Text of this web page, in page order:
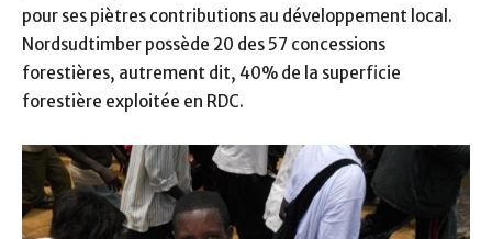
pour ses piètres contributions au développement local.
Nordsudtimber possède 20 des 57 concessions
forestières, autrement dit, 40% de la superficie
forestière exploitée en RDC.